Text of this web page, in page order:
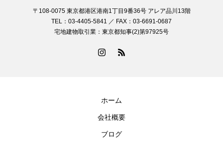
〒108-0075 東京都港区港南1丁目9番36号 アレア品川13階
TEL：03-4405-5841 ／ FAX：03-6691-0687
宅地建物取引業：東京都知事(2)第97925号
ホーム
会社概要
ブログ